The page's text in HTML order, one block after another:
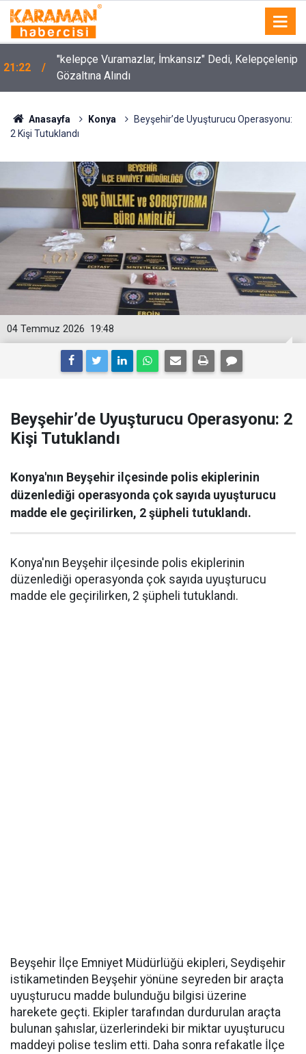
21:12
Apartmanda Yangın Paniği: 5 Kişi Dumandan
Etkilendi
Anasayfa Konya
Beyşehir’de Uyuşturucu Operasyonu:
2 Kişi Tutuklandı
19:48
04 Temmuz 2026
Beyşehir’de Uyuşturucu Operasyonu: 2
Kişi Tutuklandı
Konya'nın Beyşehir ilçesinde polis ekiplerinin
düzenlediği operasyonda çok sayıda uyuşturucu
madde ele geçirilirken, 2 şüpheli tutuklandı.
Konya'nın Beyşehir ilçesinde polis ekiplerinin
düzenlediği operasyonda çok sayıda uyuşturucu
madde ele geçirilirken, 2 şüpheli tutuklandı.
Beyşehir İlçe Emniyet Müdürlüğü ekipleri, Seydişehir
istikametinden Beyşehir yönüne seyreden bir araçta
uyuşturucu madde bulunduğu bilgisi üzerine
harekete geçti. Ekipler tarafından durdurulan araçta
bulunan şahıslar, üzerlerindeki bir miktar uyuşturucu
maddeyi polise teslim etti. Daha sonra refakatle İlçe